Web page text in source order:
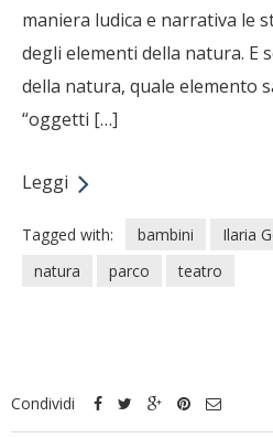
maniera ludica e narrativa le
degli elementi della natura. E
della natura, quale elemento
“oggetti […]
Leggi
Tagged with: bambini Ilaria
natura
parco teatro
Condividi